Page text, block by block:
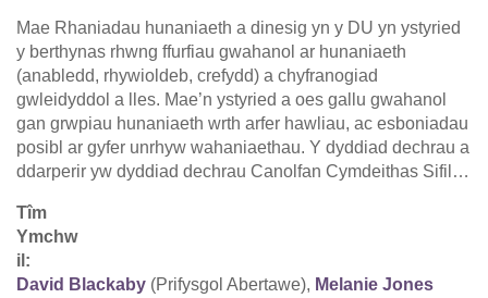
Mae Rhaniadau hunaniaeth a dinesig yn y DU yn ystyried
y berthynas rhwng ffurfiau gwahanol ar hunaniaeth
(anabledd, rhywioldeb, crefydd) a chyfranogiad
gwleidyddol a lles. Mae’n ystyried a oes gallu gwahanol
gan grwpiau hunaniaeth wrth arfer hawliau, ac esboniadau
posibl ar gyfer unrhyw wahaniaethau. Y dyddiad dechrau a
ddarperir yw dyddiad dechrau Canolfan Cymdeithas Sifil…
Tîm
Ymchw
il:
David Blackaby (Prifysgol Abertawe), Melanie Jones